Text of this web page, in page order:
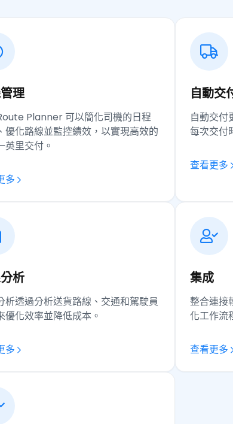
理
Planner 可以簡化司機的日程
優化路線並監控績效，以實現高效的
英里交付。
多
自動交
自動交付
每次交付
查看更多
析
析透過分析送貨路線、交通和駕駛員
優化效率並降低成本。
多
集成
整合連接
化工作流
查看更多